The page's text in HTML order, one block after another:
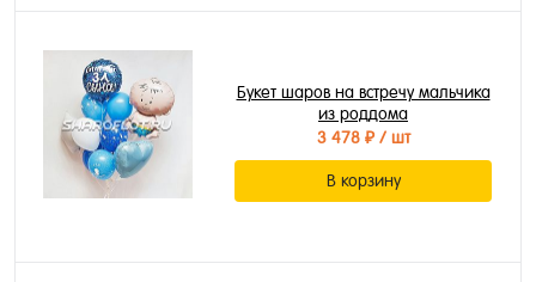
Букет шаров на встречу мальчика
из роддома
3 478 ₽/ шт
В корзину